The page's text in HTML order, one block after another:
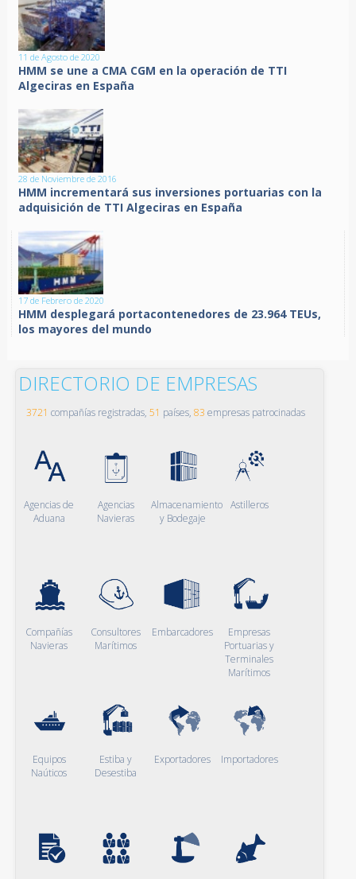
11 de Agosto de 2020
HMM se une a CMA CGM en la operación de TTI
Algeciras en España
28 de Noviembre de 2016
HMM incrementará sus inversiones portuarias con la
adquisición de TTI Algeciras en España
17 de Febrero de 2020
HMM desplegará portacontenedores de 23.964 TEUs,
los mayores del mundo
DIRECTORIO DE EMPRESAS
3721 compañías registradas, 51 países, 83 empresas patrocinadas
Agencias de
Aduana
Agencias
Navieras
Almacenamiento
y Bodegaje
Astilleros
Compañías
Navieras
Consultores
Marítimos
Embarcadores
Empresas
Portuarias y
Terminales
Marítimos
Equipos
Naúticos
Estiba y
Desestiba
Exportadores Importadores